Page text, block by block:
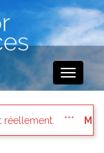
Toggle
pressés: